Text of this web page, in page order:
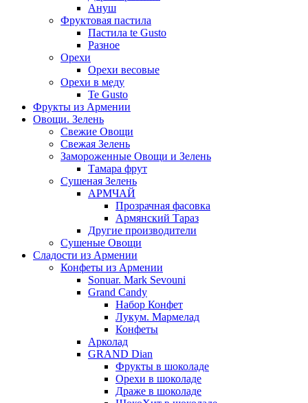
Ануш
Фруктовая пастила
Пастила te Gusto
Разное
Орехи
Орехи весовые
Орехи в меду
Te Gusto
Фрукты из Армении
Овощи. Зелень
Свежие Овощи
Свежая Зелень
Замороженные Овощи и Зелень
Тамара фрут
Сушеная Зелень
АРМЧАЙ
Прозрачная фасовка
Армянский Тараз
Другие производители
Сушеные Овощи
Сладости из Армении
Конфеты из Армении
Sonuar. Mark Sevouni
Grand Candy
Набор Конфет
Лукум. Мармелад
Конфеты
Арколад
GRAND Dian
Фрукты в шоколаде
Орехи в шоколаде
Драже в шоколаде